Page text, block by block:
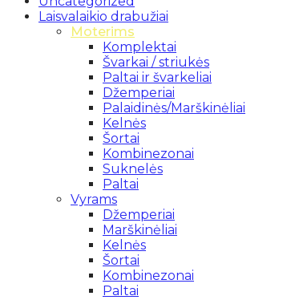
Laisvalaikio drabužiai
Moterims
Komplektai
Švarkai / striukės
Paltai ir švarkeliai
Džemperiai
Palaidinės/Marškinėliai
Kelnės
Šortai
Kombinezonai
Suknelės
Paltai
Vyrams
Džemperiai
Marškinėliai
Kelnės
Šortai
Kombinezonai
Paltai